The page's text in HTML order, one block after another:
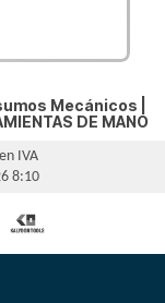
Mecánicos |
DE MANO
IVA
8:10